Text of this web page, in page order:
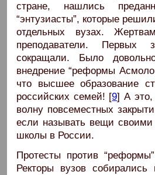
стране, нашлись
“энтузиасты”, которые
отдельных вузах.
преподаватели. Первых
сокращали. Было
внедрение “реформы
что высшее образование
российских семей! [9] А это,
волну повсеместных
если называть вещи
школы в России.
Протесты против
Ректоры вузов